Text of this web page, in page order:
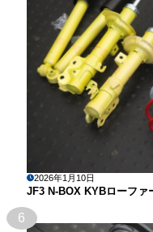
2026年1月10日
JF3 N-BOX KYBローファ
6